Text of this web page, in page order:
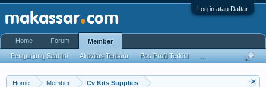
Log in atau Daftar
Home Member Cv Kits Supplies
Home Forum Member
Pengunjung Saat Ini Aktivitas Terbaru Pos Profil Terkini